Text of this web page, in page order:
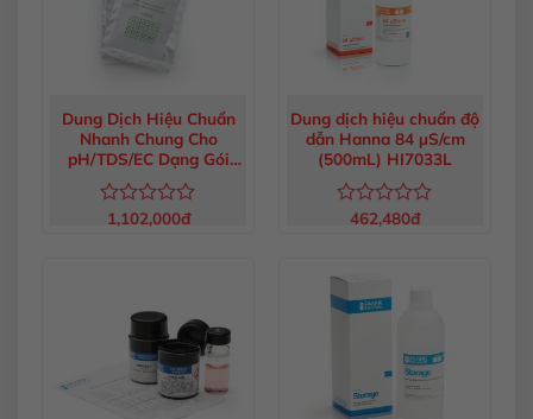
Dung Dịch Hiệu Chuẩn
Nhanh Chung Cho
pH/TDS/EC Dạng Gói
20mL (25 gói) HI50036P
Được
1,102,000đ
Dung dịch hiệu chuẩn độ
dẫn Hanna 84 µS/cm
(500mL) HI7033L
Được
0
5
sao
462,480đ